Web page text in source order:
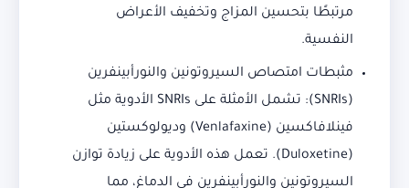
مرتبطًا بتحسين المزاج وتخفيف الأعراض
النفسية.
مثبطات امتصاص السيروتونين والنورأبينفرين
(SNRIs): تشمل الأمثلة على SNRIs الأدوية مثل
فينلافاكسين (Venlafaxine) وديولوكستين
(Duloxetine). تعمل هذه الأدوية على زيادة توازن
السيروتونين والنورأبينفرين في الدماغ، مما